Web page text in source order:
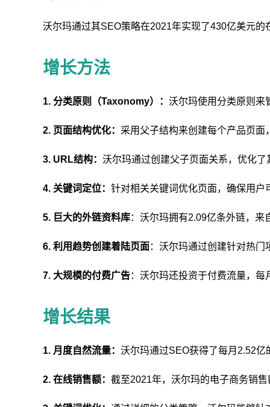
沃尔玛通过其SEO策略在2021年实现了430亿美元的
增长方法
1. 分类原则（Taxonomy）： 沃尔玛使用分类原则来
2. 页面结构优化： 采用父子结构来创建每个产品页面
3. URL结构： 沃尔玛通过创建父子页面关系，优化
4. 关键词定位： 针对相关关键词优化页面，确保用
5. 巨大的外链资料库：沃尔玛拥有2.09亿条外链，
6. 利用趋势创建着陆页面：沃尔玛通过创建针对热
7. 大规模的付费广告：沃尔玛还投资于付费流量，
增长结果
1. 月度自然流量： 沃尔玛通过SEO获得了每月2.52亿
2. 在线销售额： 截至2021年，沃尔玛的电子商务销